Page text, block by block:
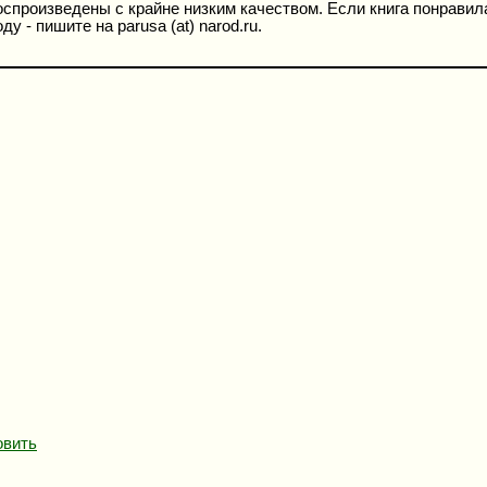
с крайне низким качеством. Если книга
- пишите на parusa (at) narod.ru.